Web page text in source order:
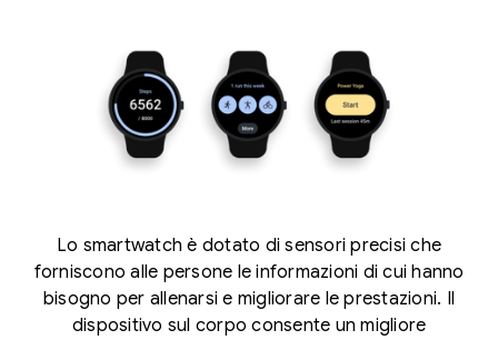
Lo smartwatch è dotato di sensori precisi che
forniscono alle persone le informazioni di cui hanno
bisogno per allenarsi e migliorare le prestazioni. Il
dispositivo sul corpo consente un migliore